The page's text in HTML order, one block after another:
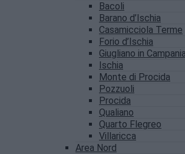
Bacoli
Barano d’Ischia
Casamicciola Terme
Forio d’Ischia
Giugliano in Campania
Ischia
Monte di Procida
Pozzuoli
Procida
Qualiano
Quarto Flegreo
Villaricca
Area Nord